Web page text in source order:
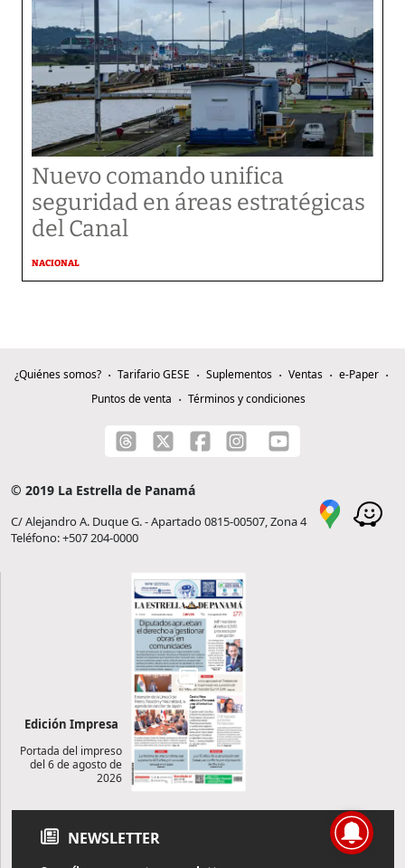
Nuevo comando unifica
seguridad en áreas estratégicas
del Canal
NACIONAL
¿Quiénes somos? Tarifario GESE Suplementos Ventas
e-Paper
Puntos de venta
Términos y condiciones
© 2019 La Estrella de Panamá
C/ Alejandro A. Duque G. - Apartado 0815-00507, Zona 4
Teléfono: +507 204-0000
Edición Impresa
Portada del impreso
del 6 de agosto de
2026
NEWSLETTER